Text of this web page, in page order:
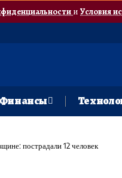
и Условия
Финансы
пострадали 12 человек